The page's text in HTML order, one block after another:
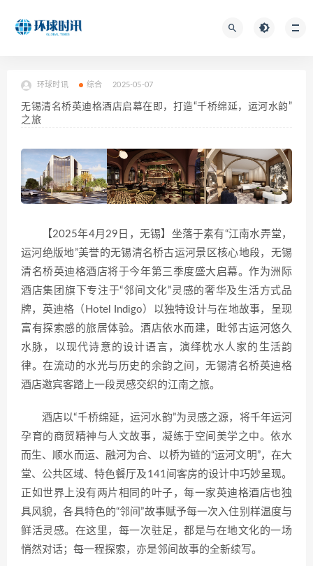
环球时讯 综合 2025-05-07
无锡清名桥英迪格酒店启幕在即，打造“千桥绵延，运河水韵”
之旅
【2025年4月29日，无锡】坐落于素有“江南水弄堂，
运河绝版地”美誉的无锡清名桥古运河景区核心地段，无锡
清名桥英迪格酒店将于今年第三季度盛大启幕。作为洲际
酒店集团旗下专注于“邻间文化”灵感的奢华及生活方式品
牌，英迪格（Hotel Indigo）以独特设计与在地故事，呈现
富有探索感的旅居体验。酒店依水而建，毗邻古运河悠久
水脉，以现代诗意的设计语言，演绎枕水人家的生活韵
律。在流动的水光与历史的余韵之间，无锡清名桥英迪格
酒店邀宾客踏上一段灵感交织的江南之旅。
酒店以“千桥绵延，运河水韵”为灵感之源，将千年运河
孕育的商贸精神与人文故事，凝练于空间美学之中。依水
而生、顺水而运、融河为合、以桥为链的“运河文明”，在大
堂、公共区域、特色餐厅及141间客房的设计中巧妙呈现。
正如世界上没有两片相同的叶子，每一家英迪格酒店也独
具风貌，各具特色的“邻间”故事赋予每一次入住别样温度与
鲜活灵感。在这里，每一次驻足，都是与在地文化的一场
悄然对话；每一程探索，亦是邻间故事的全新续写。